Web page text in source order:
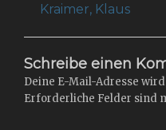
Previous
Kraimer, Klaus
Schreibe einen
Deine E-Mail-Adresse
Erforderliche Felder sind